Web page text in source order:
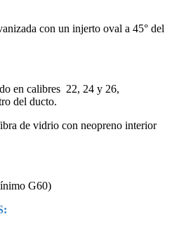
con un injerto oval a 45° del
en calibres 22, 24 y 26,
del ducto.
de vidrio con neopreno interior
G60)